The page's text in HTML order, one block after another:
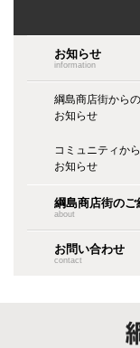
お知らせ
information
綱島商店街からの
お知らせ
コミュニティか
お知らせ
綱島商店街のご
about
お問い合わせ
contact